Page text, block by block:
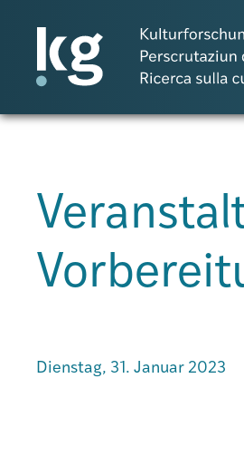
Atlas GR
Projekte
Dienstag, 31. Januar 2023